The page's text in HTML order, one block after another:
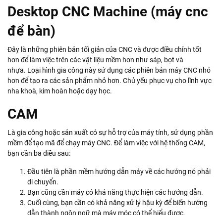
Desktop CNC Machine (máy cnc
để bàn)
Đây là những phiên bản tối giản của CNC và được điều chỉnh tốt
hơn để làm việc trên các vật liệu mềm hơn như sáp, bọt và
nhựa. Loại hình gia công này sử dụng các phiên bản máy CNC nhỏ
hơn để tạo ra các sản phẩm nhỏ hơn. Chủ yếu phục vụ cho lĩnh vực
nha khoà, kim hoàn hoặc dạy học.
CAM
Là gia công hoặc sản xuất có sự hỗ trợ của máy tính, sử dụng phần
mềm để tạo mã để chạy máy CNC. Để làm việc với hệ thống CAM,
bạn cần ba điều sau:
Đầu tiên là phần mềm hướng dẫn máy về các hướng nó phải
di chuyển.
Bạn cũng cần máy có khả năng thực hiện các hướng dẫn.
Cuối cùng, bạn cần có khả năng xử lý hậu kỳ để biến hướng
dẫn thành ngôn ngữ mà máy móc có thể hiểu được.